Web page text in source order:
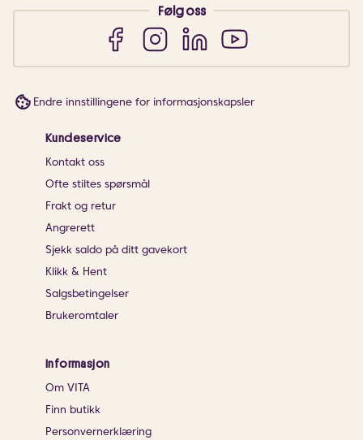
Følg oss
Endre innstillingene for informasjonskapsler
Kundeservice
Kontakt oss
Ofte stiltes spørsmål
Frakt og retur
Angrerett
Sjekk saldo på ditt gavekort
Klikk & Hent
Salgsbetingelser
Brukeromtaler
Informasjon
Om VITA
Finn butikk
Personvernerklæring